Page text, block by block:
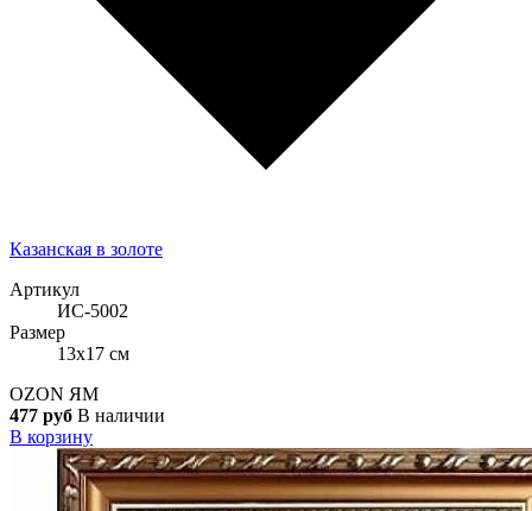
Казанская в золоте
Артикул
ИС-5002
Размер
13x17 см
OZON ЯМ
477 руб В наличии
В корзину